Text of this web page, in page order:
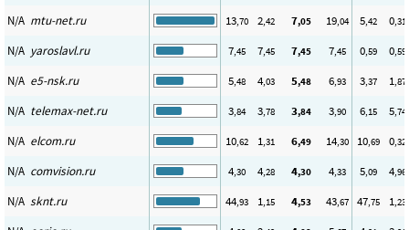
N/A mtu-net.ru 13,70 2,42 7,05 19,04 5,42 0,31
N/A yaroslavl.ru 7,45 7,45 7,45 7,45 0,59 0,59
N/A e5-nsk.ru 5,48 4,03 5,48 6,93 3,37 1,87
N/A telemax-net.ru 3,84 3,78 3,84 3,90 6,15 5,74
N/A elcom.ru 10,62 1,31 6,49 14,30 10,69 0,32
N/A comvision.ru 4,30 4,28 4,30 4,33 5,09 4,96
N/A sknt.ru 44,93 1,15 4,53 43,67 47,75 1,23